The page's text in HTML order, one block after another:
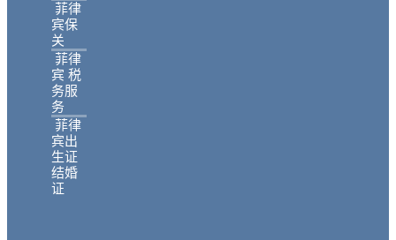
菲律
宾保
关
菲律
宾 税
务服
务
菲律
宾出
生证
结婚
证